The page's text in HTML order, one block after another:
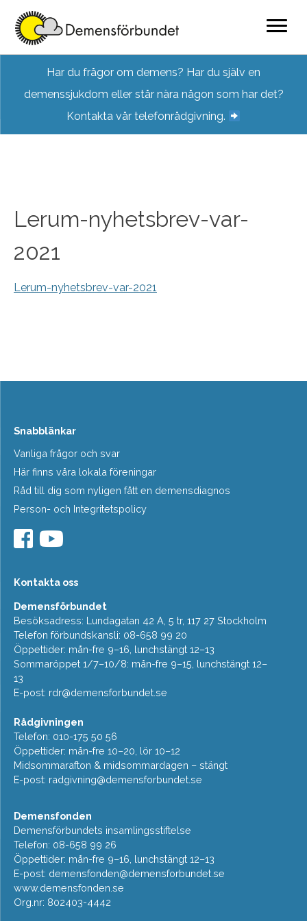
content
Har du frågor om demens? Har du själv en
demenssjukdom eller står nära någon som har det?
Kontakta vår telefonrådgivning.
Lerum-nyhetsbrev-var-
2021
Lerum-nyhetsbrev-var-2021
Snabblänkar
Vanliga frågor och svar
Här finns våra lokala föreningar
Råd till dig som nyligen fått en demensdiagnos
Person- och Integritetspolicy
Kontakta oss
Demensförbundet
Besöksadress: Lundagatan 42 A, 5 tr, 117 27 Stockholm
Telefon förbundskansli: 08-658 99 20
Öppettider: mån-fre 9–16, lunchstängt 12–13
Sommaröppet 1/7–10/8: mån-fre 9–15, lunchstängt 12–
13
E-post: rdr@demensforbundet.se
Rådgivningen
Telefon: 010-175 50 56
Öppettider: mån-fre 10–20, lör 10–12
Midsommarafton & midsommardagen – stängt
E-post: radgivning@demensforbundet.se
Demensfonden
Demensförbundets insamlingsstiftelse
Telefon: 08-658 99 26
Öppettider: mån-fre 9–16, lunchstängt 12–13
E-post: demensfonden@demensforbundet.se
www.demensfonden.se
Org.nr: 802403-4442